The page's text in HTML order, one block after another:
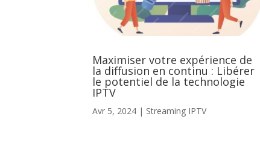
Maximiser votre expérience de
la diffusion en continu : Libérer
le potentiel de la technologie
IPTV
Avr 5, 2024 | Streaming IPTV